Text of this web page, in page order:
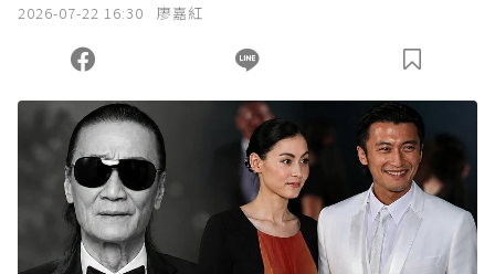
2026-07-22 16:30 廖嘉紅